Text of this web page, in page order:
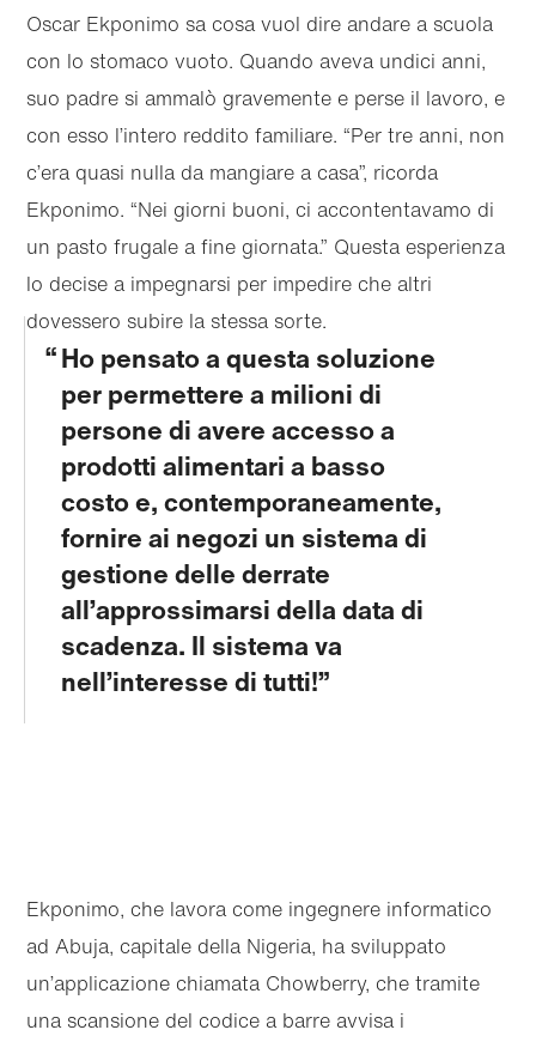
Oscar Ekponimo sa cosa vuol dire andare a scuola
con lo stomaco vuoto. Quando aveva undici anni,
suo padre si ammalò gravemente e perse il lavoro, e
con esso l’intero reddito familiare. “Per tre anni, non
c’era quasi nulla da mangiare a casa”, ricorda
Ekponimo. “Nei giorni buoni, ci accontentavamo di
un pasto frugale a fine giornata.” Questa esperienza
lo decise a impegnarsi per impedire che altri
dovessero subire la stessa sorte.
Ho pensato a questa soluzione
per permettere a milioni di
persone di avere accesso a
prodotti alimentari a basso
costo e, contemporaneamente,
fornire ai negozi un sistema di
gestione delle derrate
all’approssimarsi della data di
scadenza. Il sistema va
nell’interesse di tutti!
Ekponimo, che lavora come ingegnere informatico
ad Abuja, capitale della Nigeria, ha sviluppato
un’applicazione chiamata Chowberry, che tramite
una scansione del codice a barre avvisa i